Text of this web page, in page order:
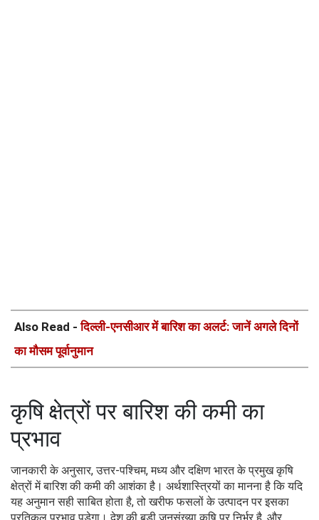
Also Read -दिल्ली-एनसीआर में बारिश का अलर्ट: जानें अगले दिनों
का मौसम पूर्वानुमान
कृषि क्षेत्रों पर बारिश की कमी का
प्रभाव
जानकारी के अनुसार, उत्तर-पश्चिम, मध्य और दक्षिण भारत के प्रमुख कृषि
क्षेत्रों में बारिश की कमी की आशंका है। अर्थशास्त्रियों का मानना है कि यदि
यह अनुमान सही साबित होता है, तो खरीफ फसलों के उत्पादन पर इसका
प्रतिकूल प्रभाव पड़ेगा। देश की बड़ी जनसंख्या कृषि पर निर्भर है, और